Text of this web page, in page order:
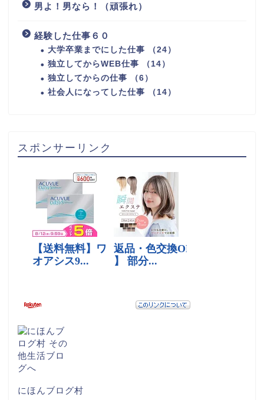
男よ！男なら！（頑張れ）
経験した仕事６０
大学卒業までにした仕事 （24）
独立してからWEB仕事 （14）
独立してからの仕事 （6）
社会人になってした仕事 （14）
スポンサーリンク
にほんブログ村